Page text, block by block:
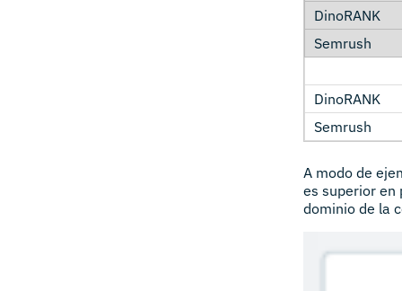
A modo de
es superior en
dominio de la